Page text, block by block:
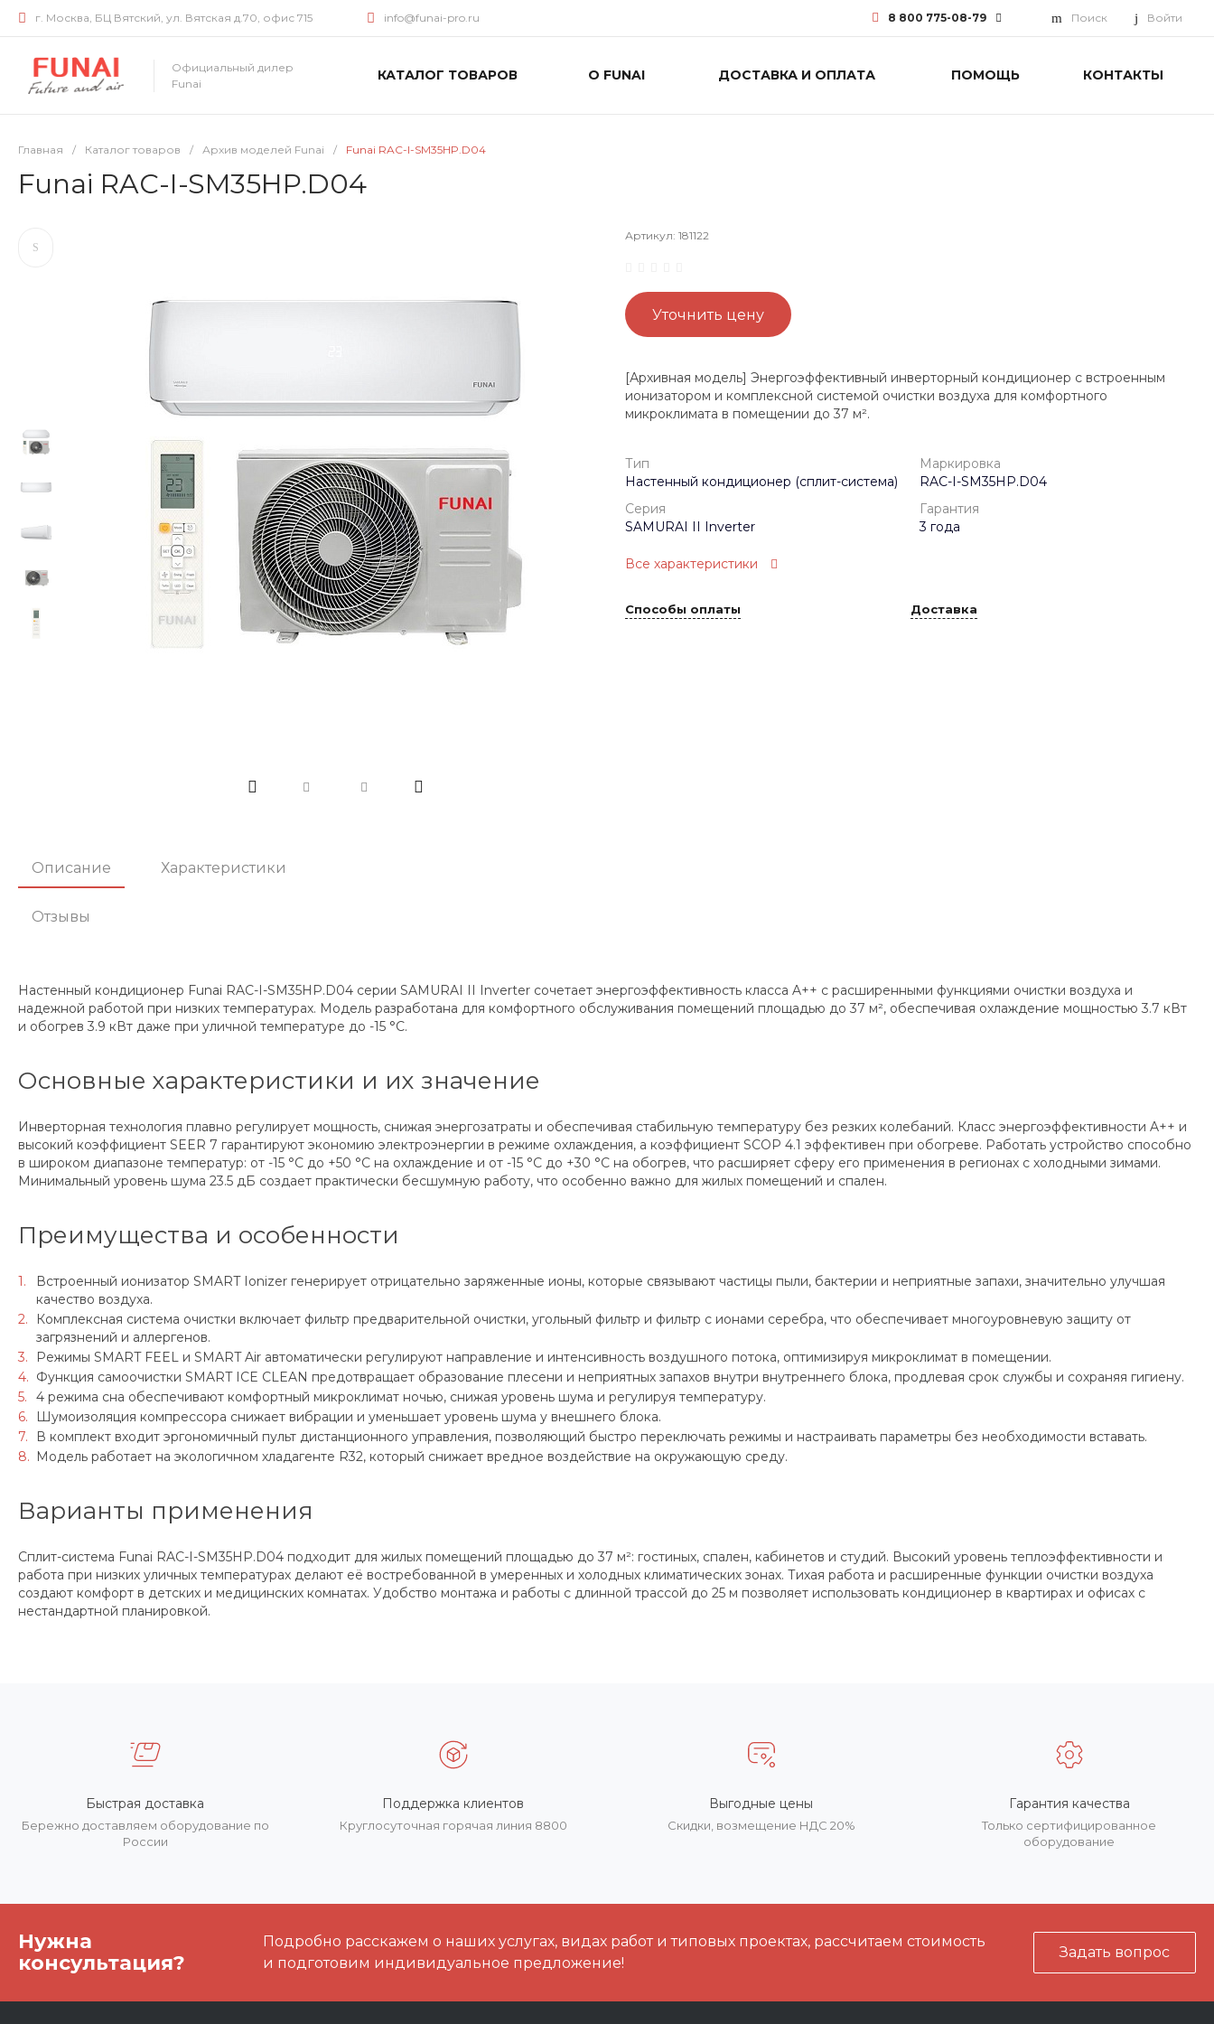
г. Москва, БЦ Вятский, ул. Вятская д.70, офис 715 info@funai-pro.ru 8 800 775-08-79 Поиск Войти
Официальный дилер
Funai
КАТАЛОГ ТОВАРОВ О FUNAI ДОСТАВКА И ОПЛАТА ПОМОЩЬ КОНТАКТЫ
Главная / Каталог товаров / Архив моделей Funai / Funai RAC-I-SM35HP.D04
Funai RAC-I-SM35HP.D04
Артикул: 181122
Уточнить цену
[Архивная модель] Энергоэффективный инверторный кондиционер с встроенным
ионизатором и комплексной системой очистки воздуха для комфортного
микроклимата в помещении до 37 м².
Тип
Настенный кондиционер (сплит-система)
Маркировка
RAC-I-SM35HP.D04
Серия
SAMURAI II Inverter
Гарантия
3 года
Все характеристики
Способы оплаты Доставка
Описание Характеристики
Отзывы
Настенный кондиционер Funai RAC-I-SM35HP.D04 серии SAMURAI II Inverter сочетает энергоэффективность класса A++ с расширенными функциями очистки воздуха и
надежной работой при низких температурах. Модель разработана для комфортного обслуживания помещений площадью до 37 м², обеспечивая охлаждение мощностью 3.7 кВт
и обогрев 3.9 кВт даже при уличной температуре до -15 °C.
Основные характеристики и их значение
Инверторная технология плавно регулирует мощность, снижая энергозатраты и обеспечивая стабильную температуру без резких колебаний. Класс энергоэффективности A++ и
высокий коэффициент SEER 7 гарантируют экономию электроэнергии в режиме охлаждения, а коэффициент SCOP 4.1 эффективен при обогреве. Работать устройство способно
в широком диапазоне температур: от -15 °C до +50 °C на охлаждение и от -15 °C до +30 °C на обогрев, что расширяет сферу его применения в регионах с холодными зимами.
Минимальный уровень шума 23.5 дБ создает практически бесшумную работу, что особенно важно для жилых помещений и спален.
Преимущества и особенности
Встроенный ионизатор SMART Ionizer генерирует отрицательно заряженные ионы, которые связывают частицы пыли, бактерии и неприятные запахи, значительно улучшая
качество воздуха.
Комплексная система очистки включает фильтр предварительной очистки, угольный фильтр и фильтр с ионами серебра, что обеспечивает многоуровневую защиту от
загрязнений и аллергенов.
Режимы SMART FEEL и SMART Air автоматически регулируют направление и интенсивность воздушного потока, оптимизируя микроклимат в помещении.
Функция самоочистки SMART ICE CLEAN предотвращает образование плесени и неприятных запахов внутри внутреннего блока, продлевая срок службы и сохраняя гигиену.
4 режима сна обеспечивают комфортный микроклимат ночью, снижая уровень шума и регулируя температуру.
Шумоизоляция компрессора снижает вибрации и уменьшает уровень шума у внешнего блока.
В комплект входит эргономичный пульт дистанционного управления, позволяющий быстро переключать режимы и настраивать параметры без необходимости вставать.
Модель работает на экологичном хладагенте R32, который снижает вредное воздействие на окружающую среду.
Варианты применения
Сплит-система Funai RAC-I-SM35HP.D04 подходит для жилых помещений площадью до 37 м²: гостиных, спален, кабинетов и студий. Высокий уровень теплоэффективности и
работа при низких уличных температурах делают её востребованной в умеренных и холодных климатических зонах. Тихая работа и расширенные функции очистки воздуха
создают комфорт в детских и медицинских комнатах. Удобство монтажа и работы с длинной трассой до 25 м позволяет использовать кондиционер в квартирах и офисах с
нестандартной планировкой.
Быстрая доставка
Бережно доставляем оборудование по
России
Поддержка клиентов
Круглосуточная горячая линия 8800
Выгодные цены
Скидки, возмещение НДС 20%
Гарантия качества
Только сертифицированное
оборудование
Нужна
консультация?
Подробно расскажем о наших услугах, видах работ и типовых проектах, рассчитаем стоимость
и подготовим индивидуальное предложение!
Задать вопрос